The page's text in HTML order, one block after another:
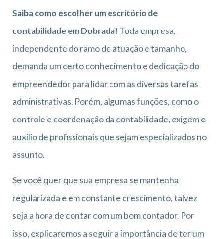
Saiba como escolher um escritório de
contabilidade em Dobrada! Toda empresa,
independente do ramo de atuação e tamanho,
demanda um certo conhecimento e dedicação do
empreendedor para lidar com as diversas tarefas
administrativas. Porém, algumas funções, como o
controle e coordenação da contabilidade, exigem o
auxílio de profissionais que sejam especializados no
assunto.
Se você quer que sua empresa se mantenha
regularizada e em constante crescimento, talvez
seja a hora de contar com um bom contador. Por
isso, explicaremos a seguir a importância de ter um